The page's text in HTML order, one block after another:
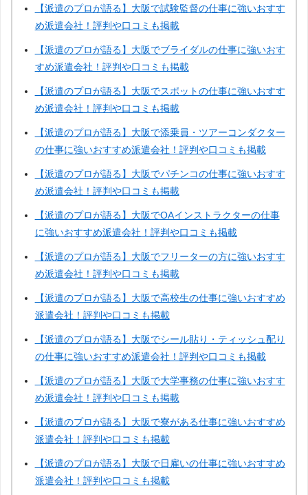
【派遣のプロが語る】大阪で試験監督の仕事に強いおすす
め派遣会社！評判や口コミも掲載
【派遣のプロが語る】大阪でブライダルの仕事に強いおす
すめ派遣会社！評判や口コミも掲載
【派遣のプロが語る】大阪でスポットの仕事に強いおすす
め派遣会社！評判や口コミも掲載
【派遣のプロが語る】大阪で添乗員・ツアーコンダクター
の仕事に強いおすすめ派遣会社！評判や口コミも掲載
【派遣のプロが語る】大阪でパチンコの仕事に強いおすす
め派遣会社！評判や口コミも掲載
【派遣のプロが語る】大阪でOAインストラクターの仕事
に強いおすすめ派遣会社！評判や口コミも掲載
【派遣のプロが語る】大阪でフリーターの方に強いおすす
め派遣会社！評判や口コミも掲載
【派遣のプロが語る】大阪で高校生の仕事に強いおすすめ
派遣会社！評判や口コミも掲載
【派遣のプロが語る】大阪でシール貼り・ティッシュ配り
の仕事に強いおすすめ派遣会社！評判や口コミも掲載
【派遣のプロが語る】大阪で大学事務の仕事に強いおすす
め派遣会社！評判や口コミも掲載
【派遣のプロが語る】大阪で寮がある仕事に強いおすすめ
派遣会社！評判や口コミも掲載
【派遣のプロが語る】大阪で日雇いの仕事に強いおすすめ
派遣会社！評判や口コミも掲載